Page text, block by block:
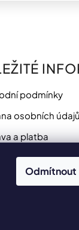
Odmítnout
podmínky
osobních údajů
a platba
poradit?